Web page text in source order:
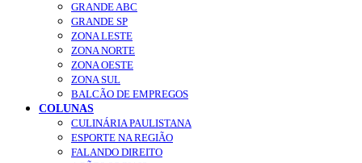
GRANDE ABC
GRANDE SP
ZONA LESTE
ZONA NORTE
ZONA OESTE
ZONA SUL
BALCÃO DE EMPREGOS
COLUNAS
CULINÁRIA PAULISTANA
ESPORTE NA REGIÃO
FALANDO DIREITO